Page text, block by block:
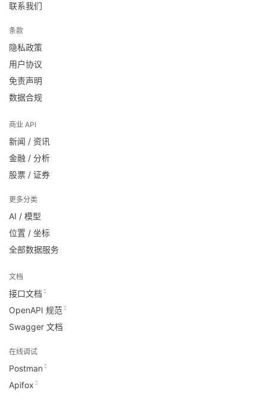
联系我们
条款
隐私政策
用户协议
免责声明
数据合规
商业 API
新闻 / 资讯
金融 / 分析
股票 / 证券
更多分类
AI / 模型
位置 / 坐标
全部数据服务
文档
接口文档
OpenAPI 规范
Swagger 文档
在线调试
Postman
Apifox